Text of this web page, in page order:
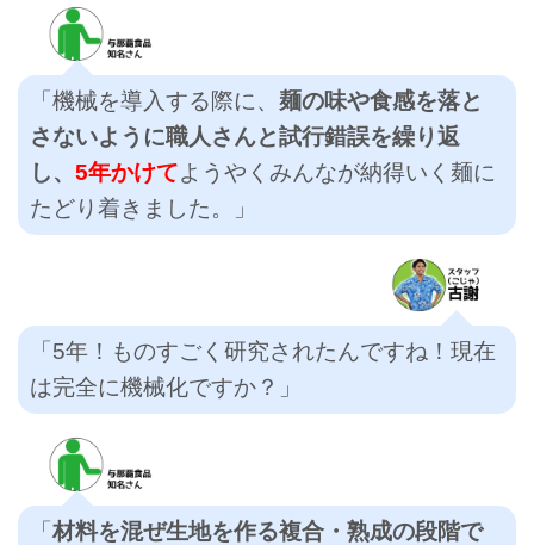
「機械を導入する際に、 麺の味や食感を落と
さないように職人さんと試行錯誤を繰り返
し、 5年かけてようやくみんなが納得いく麺に
たどり着きました。」
「5年！ものすごく研究されたんですね！現在
は完全に機械化ですか？」
「材料を混ぜ生地を作る複合・熟成の段階で